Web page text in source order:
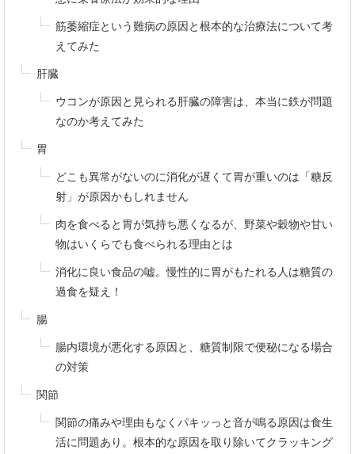
筋萎縮症という難病の原因と根本的な治療法について考
えてみた
肝臓
ウコンが原因と見られる肝臓の障害は、本当に鉄が問題
なのか考えてみた
胃
どこも異常がないのに消化が遅くて胃が重いのは「糖反
射」が原因かもしれません
肉を食べると胃が気持ち悪くなるが、野菜や穀物や甘い
物はいくらでも食べられる理由とは
消化に良い食品の嘘。慢性的に胃がもたれる人は糖質の
過食を疑え！
腸
腸内環境が悪化する原因と、糖質制限で便秘になる場合
の対策
関節
関節の痛みや理由もなくパキッっと音が鳴る原因は食生
活に問題あり。根本的な原因を取り除いてクラッキング